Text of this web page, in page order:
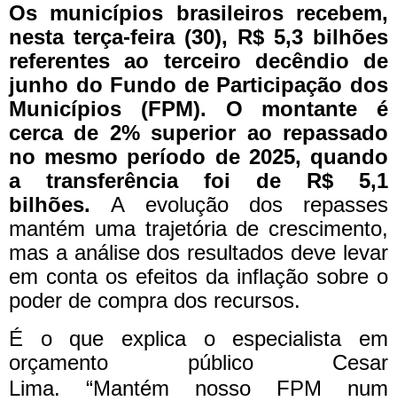
Os municípios brasileiros recebem,
nesta terça-feira (30), R$ 5,3 bilhões
referentes ao terceiro decêndio de
junho do Fundo de Participação dos
Municípios (FPM). O montante é
cerca de 2% superior ao repassado
no mesmo período de 2025, quando
a transferência foi de R$ 5,1
bilhões.A evolução dos repasses
mantém uma trajetória de crescimento,
mas a análise dos resultados deve levar
em conta os efeitos da inflação sobre o
poder de compra dos recursos.
É o que explica o especialista em
orçamento público Cesar
Lima. “Mantém nosso FPM num